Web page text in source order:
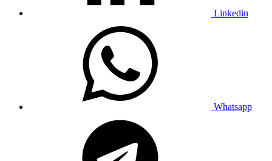
Linkedin
Whatsapp